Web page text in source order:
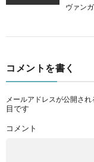
ヴァン
コメントを書く
メールアドレスが公開され
目です
コメント